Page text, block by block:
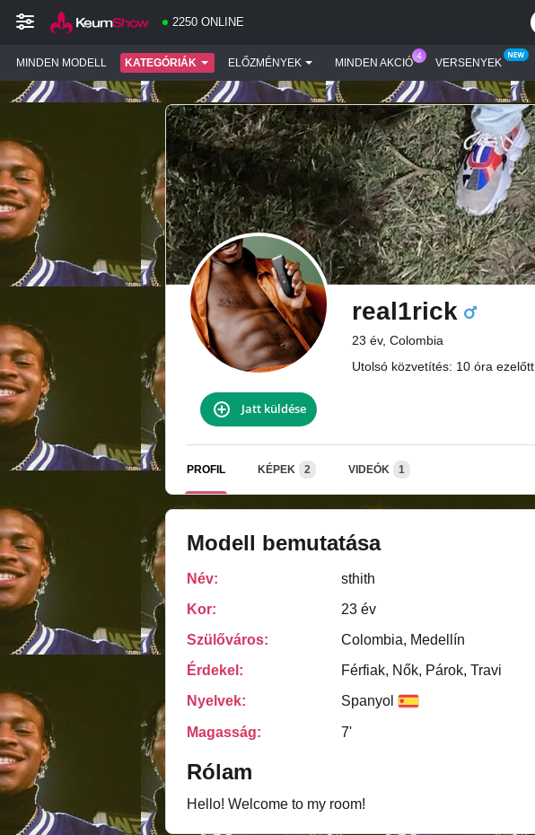
2250 ONLINE
MINDEN MODELL KATEGÓRIÁK ELŐZMÉNYEK MINDEN AKCIÓ VERSENYEK
real1rick
23 év, Colombia
Utolsó közvetítés: 10 óra ezelőtt
Jatt küldése
PROFIL KÉPEK 2 VIDEÓK 1
Modell bemutatása
Név:
sthith
Kor:
23 év
Szülőváros:
Colombia, Medellín
Érdekel:
Férfiak, Nők, Párok, Travi
Nyelvek:
Spanyol
Magasság: 7'
Rólam
Hello! Welcome to my room!